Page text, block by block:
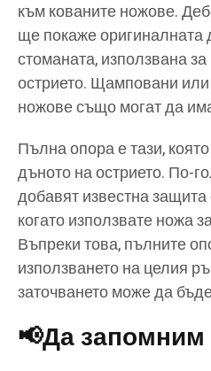
към кованите ножове.
ще покаже оригиналната
стоманата, използвана
острието. Щамповани
ножове също могат да
Пълна опора е тази,
дъното на острието. По-
добавят известна защита
когато използвате ножа
Въпреки това, пълните
използването на целия
заточването може да
📢Да запомним